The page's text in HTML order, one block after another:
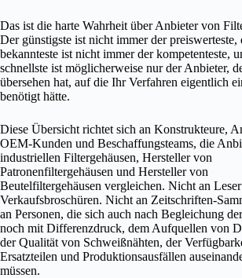
Das ist die harte Wahrheit über Anbieter von
Der günstigste ist nicht immer der preiswerteste,
bekannteste ist nicht immer der kompetenteste,
schnellste ist möglicherweise nur der Anbieter,
übersehen hat, auf die Ihr Verfahren eigentlich
benötigt hätte.
Diese Übersicht richtet sich an Konstrukteure,
OEM-Kunden und Beschaffungsteams, die
industriellen Filtergehäusen, Hersteller von
Patronenfiltergehäusen und Hersteller von
Beutelfiltergehäusen vergleichen. Nicht an
Verkaufsbroschüren. Nicht an Zeitschriften-
an Personen, die sich auch nach Begleichung
noch mit Differenzdruck, dem Aufquellen von
der Qualität von Schweißnähten, der
Ersatzteilen und Produktionsausfällen
müssen.